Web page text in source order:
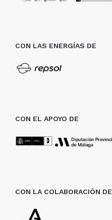
CON LAS ENERGÍAS DE
CON EL APOYO DE
CON LA COLABORACIÓN DE